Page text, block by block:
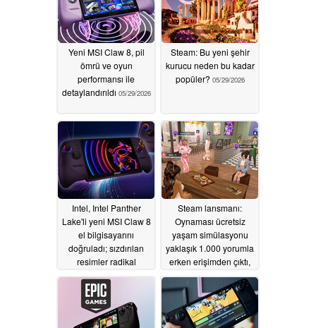
Yeni MSI Claw 8, pil
ömrü ve oyun
performansı ile
detaylandırıldı 05/29/2026
Steam: Bu yeni şehir
kurucu neden bu kadar
popüler? 05/29/2026
Intel, Intel Panther
Lake'li yeni MSI Claw 8
el bilgisayarını
doğruladı; sızdırılan
resimler radikal
yeniden tasarımı ortaya
koyuyor05/29/2026
Steam lansmanı:
Oynaması ücretsiz
yaşam simülasyonu
yaklaşık 1.000 yorumla
erken erişimden çıktı,
ancak bir sorun var
05/29/2026